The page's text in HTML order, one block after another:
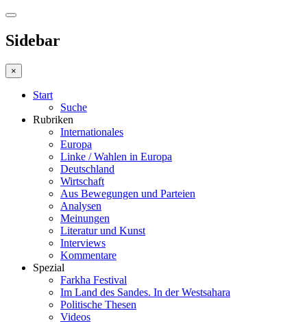
Sidebar
×
Start
Suche
Rubriken
Internationales
Europa
Linke / Wahlen in Europa
Deutschland
Wirtschaft
Aus Bewegungen und Parteien
Analysen
Meinungen
Literatur und Kunst
Interviews
Kommentare
Spezial
Farkha Festival
Im Land des Sandes. In der Westsahara
Politische Thesen
Videos